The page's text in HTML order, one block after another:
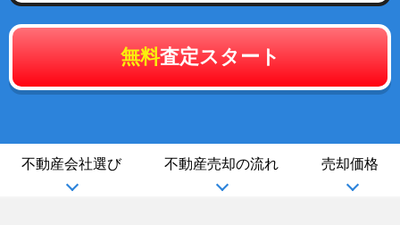
無料査定スタート
不動産会社選び 不動産売却の流れ 売却価格